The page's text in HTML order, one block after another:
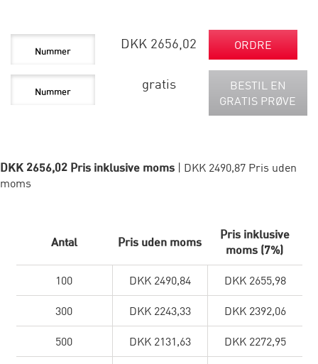
DKK 2656,02 ORDRE
gratis
BESTIL EN
GRATIS PRØVE
DKK 2656,02 Pris inklusive moms | DKK 2490,87 Pris uden
moms
Antal Pris uden moms
Pris inklusive
moms (7%)
100 DKK 2490,84 DKK 2655,98
300 DKK 2243,33 DKK 2392,06
500 DKK 2131,63 DKK 2272,95